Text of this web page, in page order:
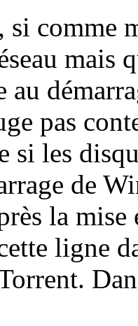
comme
mais
au
pas
les
de
la
ligne